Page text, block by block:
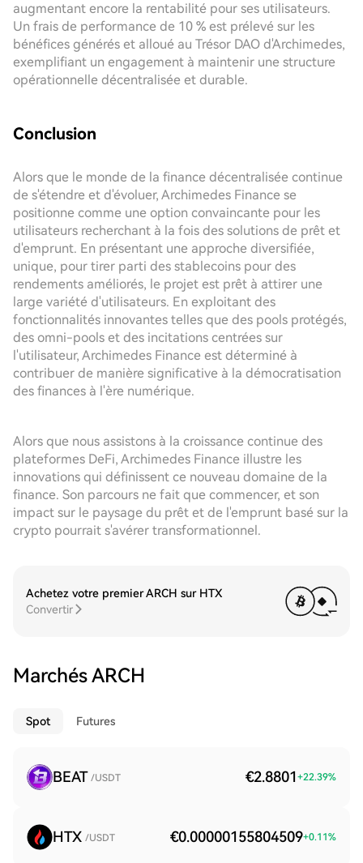
augmentant encore la rentabilité pour ses utilisateurs.
Un frais de performance de 10 % est prélevé sur les
bénéfices générés et alloué au Trésor DAO d'Archimedes,
exemplifiant un engagement à maintenir une structure
opérationnelle décentralisée et durable.
Conclusion
Alors que le monde de la finance décentralisée continue
de s'étendre et d'évoluer, Archimedes Finance se
positionne comme une option convaincante pour les
utilisateurs recherchant à la fois des solutions de prêt et
d'emprunt. En présentant une approche diversifiée,
unique, pour tirer parti des stablecoins pour des
rendements améliorés, le projet est prêt à attirer une
large variété d'utilisateurs. En exploitant des
fonctionnalités innovantes telles que des pools protégés,
des omni-pools et des incitations centrées sur
l'utilisateur, Archimedes Finance est déterminé à
contribuer de manière significative à la démocratisation
des finances à l'ère numérique.
Alors que nous assistons à la croissance continue des
plateformes DeFi, Archimedes Finance illustre les
innovations qui définissent ce nouveau domaine de la
finance. Son parcours ne fait que commencer, et son
impact sur le paysage du prêt et de l'emprunt basé sur la
crypto pourrait s'avérer transformationnel.
Achetez votre premier ARCH sur HTX
Convertir
Marchés ARCH
Spot Futures
BEAT /USDT €2.8801 +22.39%
HTX /USDT €0.00000155804509+0.11%